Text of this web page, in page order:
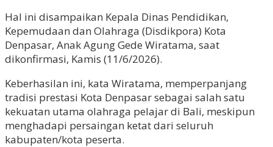
Hal ini disampaikan Kepala Dinas Pendidikan,
Kepemudaan dan Olahraga (Disdikpora) Kota
Denpasar, Anak Agung Gede Wiratama, saat
dikonfirmasi, Kamis (11/6/2026).
Keberhasilan ini, kata Wiratama, memperpanjang
tradisi prestasi Kota Denpasar sebagai salah satu
kekuatan utama olahraga pelajar di Bali, meskipun
menghadapi persaingan ketat dari seluruh
kabupaten/kota peserta.